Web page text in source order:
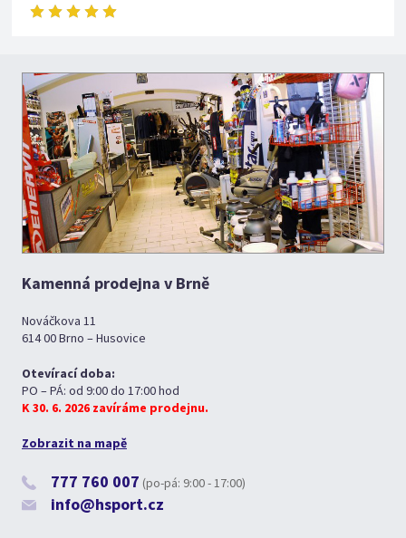
Kamenná prodejna v Brně
Nováčkova 11
614 00 Brno – Husovice
Otevírací doba:
PO – PÁ: od 9:00 do 17:00 hod
K 30. 6. 2026 zavíráme prodejnu.
Zobrazit na mapě
777 760 007 (po-pá: 9:00 - 17:00)
info@hsport.cz